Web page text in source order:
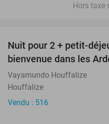
Hors taxe
Nuit pour 2 + petit-
bienvenue dans les
Vayamundo Houffalize
Houffalize
Vendu : 516